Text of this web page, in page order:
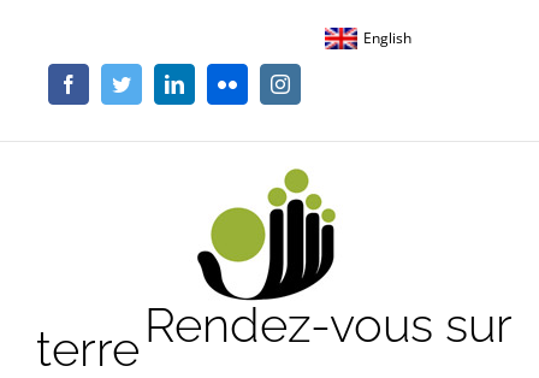
contenu
English
FacebookTwitterLinkedInFlickr Instagram
Rendez-vous sur
terre